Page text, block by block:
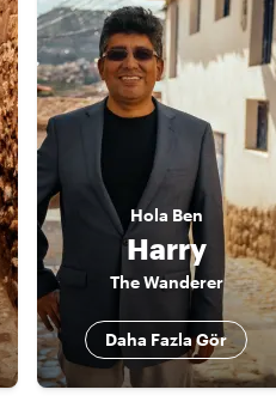
Hola Ben
Harry
The Wanderer
Daha Fazla Gör